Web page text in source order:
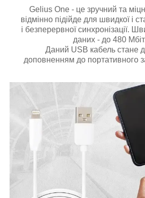
Gelius One - це зручний та
відмінно підійде для швидкої і
і безперервної синхронізації.
даних - до 480
Даний USB кабель стане
доповненням до портативного